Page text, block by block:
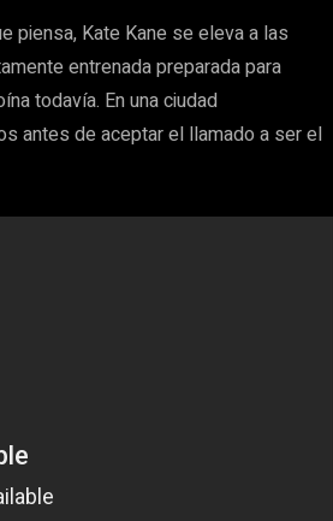
piensa, Kate Kane se eleva a las
entrenada preparada para
todavía. En una ciudad
antes de aceptar el llamado a ser el